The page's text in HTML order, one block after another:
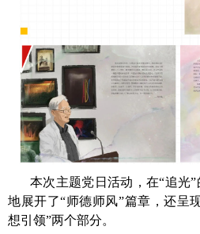
本次主题党日活动，在“追光
地展开了“师德师风”篇章，还呈
想引领”两个部分。